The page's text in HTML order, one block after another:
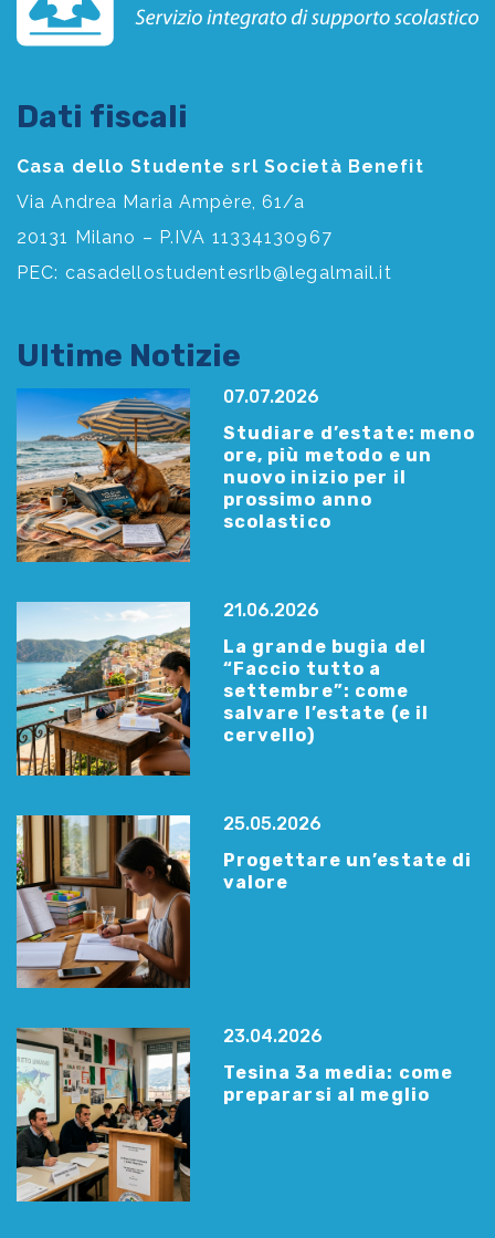
Dati fiscali
Casa dello Studente srl Società Benefit
Via Andrea Maria Ampère, 61/a
20131 Milano – P.IVA 11334130967
PEC: casadellostudentesrlb@legalmail.it
Ultime Notizie
07.07.2026
Studiare d’estate: meno
ore, più metodo e un
nuovo inizio per il
prossimo anno
scolastico
21.06.2026
La grande bugia del
“Faccio tutto a
settembre”: come
salvare l’estate (e il
cervello)
25.05.2026
Progettare un’estate di
valore
23.04.2026
Tesina 3a media: come
prepararsi al meglio